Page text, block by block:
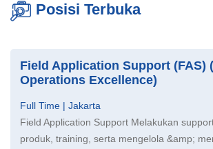
Posisi Terbuka
Field Application Support (FAS)
Operations Excellence)
Full Time | Jakarta
Field Application Support Melakukan
produk, training, serta mengelola &amp;